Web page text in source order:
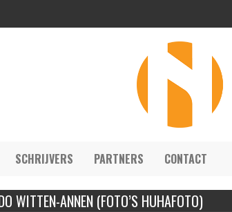
SCHRIJVERS PARTNERS CONTACT
WITTEN-ANNEN (FOTO’S HUHAFOTO)